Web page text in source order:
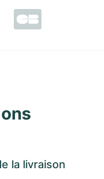
la livraison